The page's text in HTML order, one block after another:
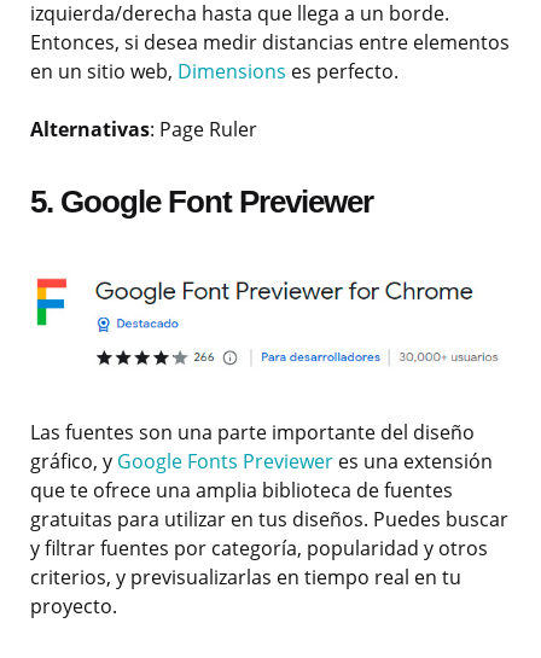
izquierda/derecha hasta que llega a un borde.
Entonces, si desea medir distancias entre elementos
en un sitio web, Dimensions es perfecto.
Alternativas: Page Ruler
5. Google Font Previewer
Las fuentes son una parte importante del diseño
gráfico, y Google Fonts Previewer es una extensión
que te ofrece una amplia biblioteca de fuentes
gratuitas para utilizar en tus diseños. Puedes buscar
y filtrar fuentes por categoría, popularidad y otros
criterios, y previsualizarlas en tiempo real en tu
proyecto.